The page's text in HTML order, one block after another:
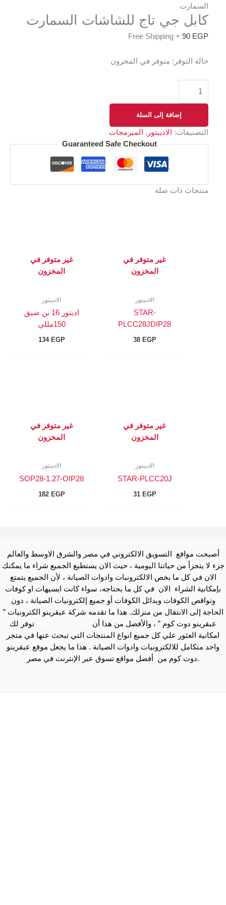
السمارت
كابل جي تاج للشاشات السمارت
90 EGP
+ Free Shipping
حالة التوفر: متوفر في المخزون
إضافة إلى السلة
التصنيفات: الاديبتور ,
المبرمجات
Guaranteed Safe Checkout
منتجات ذات صلة
غير متوفر في
المخزون
الاديبتور
STAR-
PLCC28JDIP28
38 EGP
غير متوفر في
المخزون
الاديبتور
ادبتور 16 بن ضيق
150مللي
134 EGP
غير متوفر في
المخزون
الاديبتور
STAR-PLCC20J
31 EGP
غير متوفر في
المخزون
الاديبتور
SOP28-1.27-OIP28
182 EGP
أصبحت مواقع التسويق الالكتروني في مصر والشرق الاوسط والعالم
جزء لا يتجزأ من حياتنا اليومية ، حيث الان يستطيع الجميع شراء ما يمكنك
الان في كل ما بخص الالكترونبات وادوات الصيانة ، لأن الجميع يتمتع
بإمكانية الشراء الان في كل ما يحتاجه، سواء كانت ايسيهات او كوفات
ونواقص الكوفات وبدائل الكوفات أو جميع إلكترونيات الصيانة ، دون
الحاجة إلى الانتقال من منزلك. هذا ما تقدمه شركة عبقرينو الكترونيات ”
عبقرينو دوت كوم ” ، والأفضل من هذا أن
توفر لك
امكانية العثور علي كل جميع انواع المنتجات التي تبحث عنها في متجر
واحد متكامل للالكترونيات وادوات الصيانة . هذا ما يجعل موقع عبقرينو
دوت كوم من أفضل مواقع تسوق عبر الإنترنت في مصر.